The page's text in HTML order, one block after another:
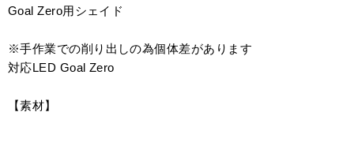
Goal Zero用シェイド
※手作業での削り出しの為個体差があります
対応LED Goal Zero
【素材】